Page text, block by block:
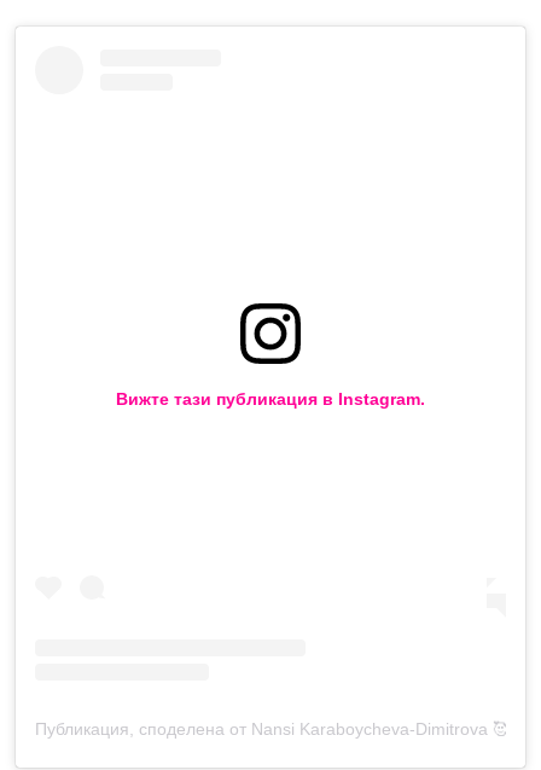
Вижте тази публикация в Instagram.
Публикация, споделена от Nansi Karaboycheva-Dimitrova 🥰